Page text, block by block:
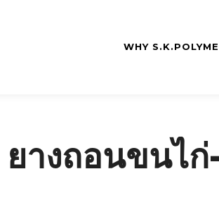
WHY
ยางถอนขนไ